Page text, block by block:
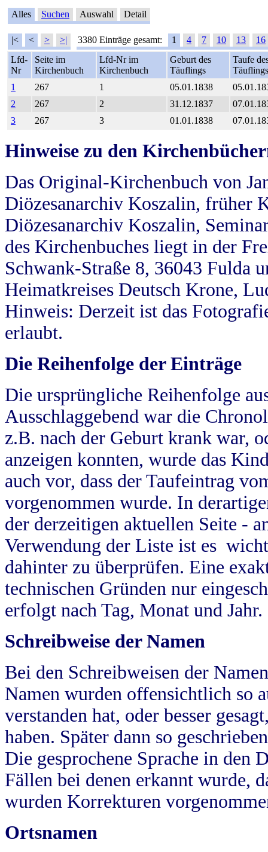
Alles Suchen Auswahl Detail
|< < > >| 3380 Einträge gesamt: 1 4 7 10 13
16
Lfd-
Nr
Seite im
Kirchenbuch
Lfd-Nr im
Kirchenbuch
Geburt des
Täuflings
Taufe
Täuflings
1
267 1 05.01.1838
2
267 2 31.12.1837
3
267 3 01.01.1838
Hinweise zu den
Das Original-Kirchenbuch von
Diözesanarchiv Koszalin, früher
Diözesanarchiv Koszalin,
des Kirchenbuches liegt in der
Schwank-Straße 8, 36043 Fulda
Heimatkreises Deutsch Krone,
Hinweis: Derzeit ist das
erlaubt.
Die Reihenfolge der Einträge
Die ursprüngliche Reihenfolge
Ausschlaggebend war die
z.B. nach der Geburt krank war,
anzeigen konnten, wurde das
auch vor, dass der Taufeintrag
vorgenommen wurde. In
der derzeitigen aktuellen Seite -
Verwendung der Liste ist es
dahinter zu überprüfen. Eine
technischen Gründen nur
erfolgt nach Tag, Monat und Jahr.
Schreibweise der Namen
Bei den Schreibweisen der
Namen wurden offensichtlich so
verstanden hat, oder besser
haben. Später dann so
Die gesprochene Sprache in
Fällen bei denen erkannt wurde,
wurden Korrekturen
Ortsnamen